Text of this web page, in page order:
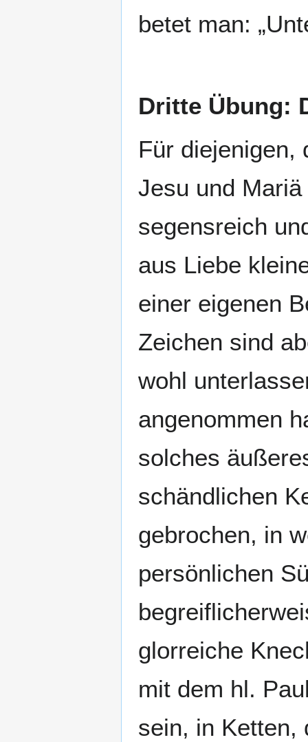
betet man:
Dritte Übung:
Für diejenigen,
Jesu und
segensreich
aus Liebe
einer eigenen
Zeichen sind
wohl
angenommen
solches
schändlichen
gebrochen, in
persönlichen
glorreiche
mit dem hl.
sein, in Ketten,